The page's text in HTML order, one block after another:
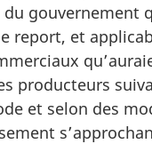
gouvernement
report, et
producteurs
et selon des